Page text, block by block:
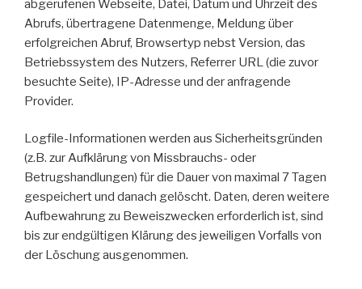
abgerufenen Webseite, Datei, Datum und Uhrzeit des
Abrufs, übertragene Datenmenge, Meldung über
erfolgreichen Abruf, Browsertyp nebst Version, das
Betriebssystem des Nutzers, Referrer URL (die zuvor
besuchte Seite), IP-Adresse und der anfragende
Provider.
Logfile-Informationen werden aus Sicherheitsgründen
(z.B. zur Aufklärung von Missbrauchs- oder
Betrugshandlungen) für die Dauer von maximal 7 Tagen
gespeichert und danach gelöscht. Daten, deren weitere
Aufbewahrung zu Beweiszwecken erforderlich ist, sind
bis zur endgültigen Klärung des jeweiligen Vorfalls von
der Löschung ausgenommen.